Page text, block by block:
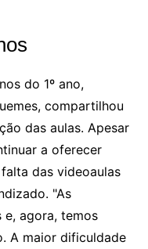
do 1º ano,
compartilhou
das aulas. Apesar
a oferecer
das videoaulas
"As
e, agora, temos
A maior dificuldade